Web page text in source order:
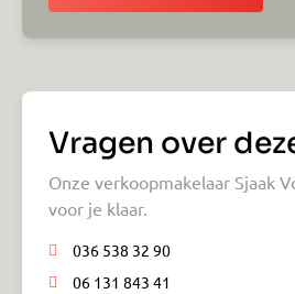
Vragen over
Onze verkoopmakelaar Sjaak
voor je klaar.
036 538 32 90
06 131 843 41